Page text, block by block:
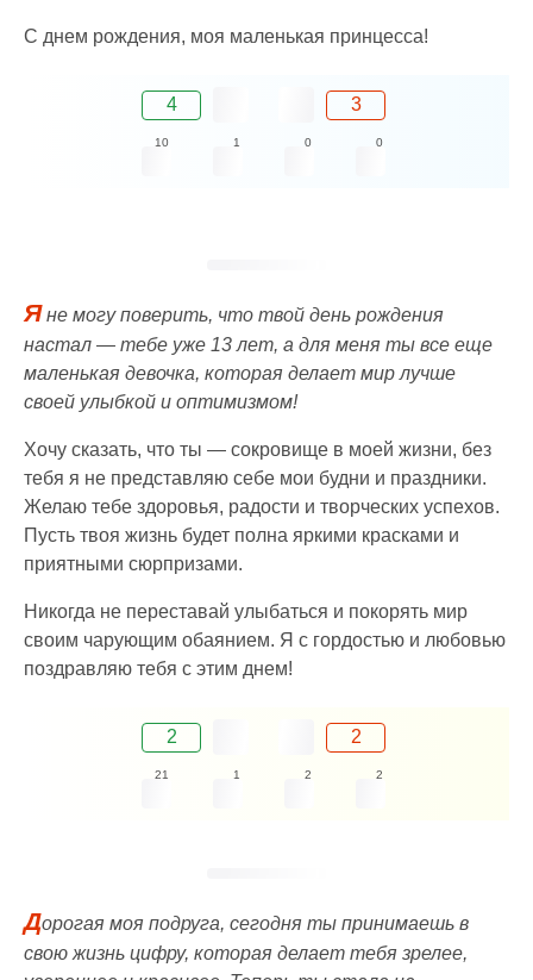
С днем рождения, моя маленькая принцесса!
4 3
10 1 0 0
Яне могу поверить, что твой день рождения
настал — тебе уже 13 лет, а для меня ты все еще
маленькая девочка, которая делает мир лучше
своей улыбкой и оптимизмом!
Хочу сказать, что ты — сокровище в моей жизни, без
тебя я не представляю себе мои будни и праздники.
Желаю тебе здоровья, радости и творческих успехов.
Пусть твоя жизнь будет полна яркими красками и
приятными сюрпризами.
Никогда не переставай улыбаться и покорять мир
своим чарующим обаянием. Я с гордостью и любовью
поздравляю тебя с этим днем!
2 2
21 1 2 2
Дорогая моя подруга, сегодня ты принимаешь в
свою жизнь цифру, которая делает тебя зрелее,